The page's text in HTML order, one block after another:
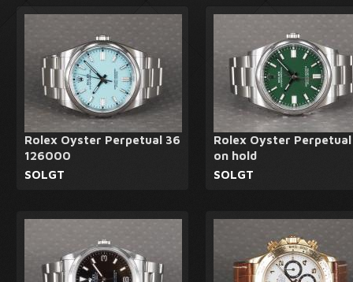
Rolex Oyster Perpetual 36
126000
SOLGT
Rolex Oyster
on hold
SOLGT